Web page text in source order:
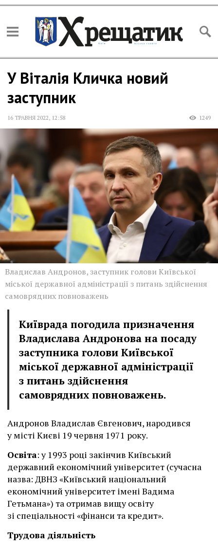
У Віталія Кличка новий
заступник
16 ТРАВНЯ 2022, 12:58 1249
Владислав Андронов, заступник голови Київської
міської державної адміністрації з питань здійснення
самоврядних повноважень
Київрада погодила призначення
Владислава Андронова на посаду
заступника голови Київської
міської державної адміністрації
з питань здійснення
самоврядних повноважень.
Андронов Владислав Євгенович, народився
у місті Києві 19 червня 1971 року.
Освіта: у 1993 році закінчив Київський
державний економічний університет (сучасна
назва: ДВНЗ «Київський національний
економічний університет імені Вадима
Гетьмана») та отримав вищу освіту
зі спеціальності «фінанси та кредит».
Трудова діяльність